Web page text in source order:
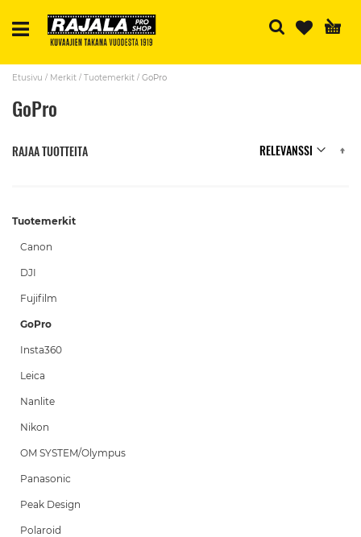
Etusivu Merkit Tuotemerkit GoPro
GoPro
Tuotemerkit
Canon
DJI
Fujifilm
GoPro
Insta360
Leica
Nanlite
Nikon
OM SYSTEM/Olympus
Panasonic
Peak Design
Polaroid
RAJAA TUOTTEITA